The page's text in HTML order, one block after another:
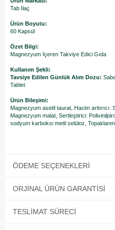
Tab İlaç
Ürün Boyutu:
60 Kapsül
Özet Bilgi:
Magnezyum İçeren Takviye Edici Gıda
Kullanım Şekli:
Tavsiye Edilen Günlük Alım Dozu:
Tablet
Ürün Bileşimi:
Magnezyum asetil taurat, Hacim arttırıcı:
Magnezyum malat, Sertleştirici:
sodyum karboksi metil selüloz,
ÖDEME SEÇENEKLERI
ORJINAL ÜRÜN GARANTISI
TESLIMAT SÜRECI